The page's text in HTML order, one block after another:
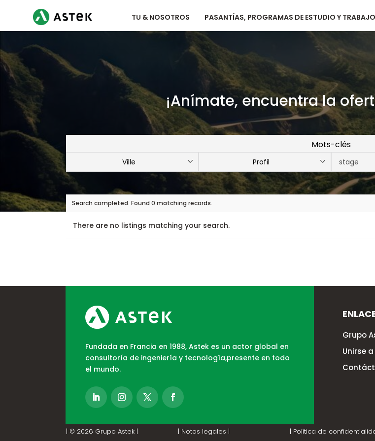
TU & NOSOTROS PASANTÍAS, PROGRAMAS DE ESTUDIO Y
¡Anímate, encuentra la
Search completed. Found 0 matching records.
There are no listings matching your search.
Fundada en Francia en 1988, Astek es un actor global en
consultoría de ingeniería y tecnología,presente en todo
el mundo.
Grupo
Unirse
| © 2026 Grupo Astek | | Notas legales | | Política de